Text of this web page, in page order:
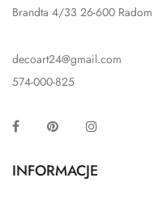
Brandta 4/33 26-600 Radom
decoart24@gmail.com
574-000-825
Facebook Pinterest
INFORMACJE